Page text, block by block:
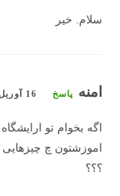
سلام. خیر
امنه پاسخ 16 آوریل 2018
اگه بخوام تو
اموزشتون چ چیزهایی
؟؟؟